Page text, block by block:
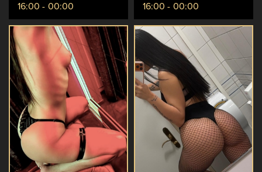
16:00 - 00:00
16:00 - 00:00